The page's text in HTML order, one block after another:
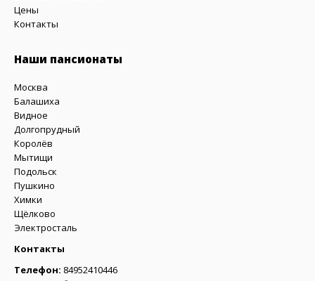
Цены
Контакты
Наши пансионаты
Москва
Балашиха
Видное
Долгопрудный
Королёв
Мытищи
Подольск
Пушкино
Химки
Щёлково
Электросталь
Контакты
Телефон: 84952410446